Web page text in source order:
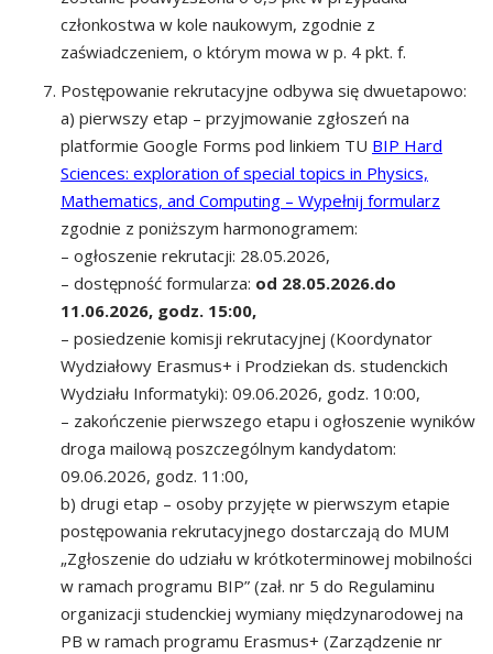
członkostwa w kole naukowym, zgodnie z
zaświadczeniem, o którym mowa w p. 4 pkt. f.
Postępowanie rekrutacyjne odbywa się dwuetapowo:
a) pierwszy etap – przyjmowanie zgłoszeń na
platformie Google Forms pod linkiem TU BIP Hard
Sciences: exploration of special topics in Physics,
Mathematics, and Computing – Wypełnij formularz
zgodnie z poniższym harmonogramem:
– ogłoszenie rekrutacji: 28.05.2026,
– dostępność formularza: od 28.05.2026.do
11.06.2026, godz. 15:00,
– posiedzenie komisji rekrutacyjnej (Koordynator
Wydziałowy Erasmus+ i Prodziekan ds. studenckich
Wydziału Informatyki): 09.06.2026, godz. 10:00,
– zakończenie pierwszego etapu i ogłoszenie wyników
droga mailową poszczególnym kandydatom:
09.06.2026, godz. 11:00,
b) drugi etap – osoby przyjęte w pierwszym etapie
postępowania rekrutacyjnego dostarczają do MUM
„Zgłoszenie do udziału w krótkoterminowej mobilności
w ramach programu BIP” (zał. nr 5 do Regulaminu
organizacji studenckiej wymiany międzynarodowej na
PB w ramach programu Erasmus+ (Zarządzenie nr